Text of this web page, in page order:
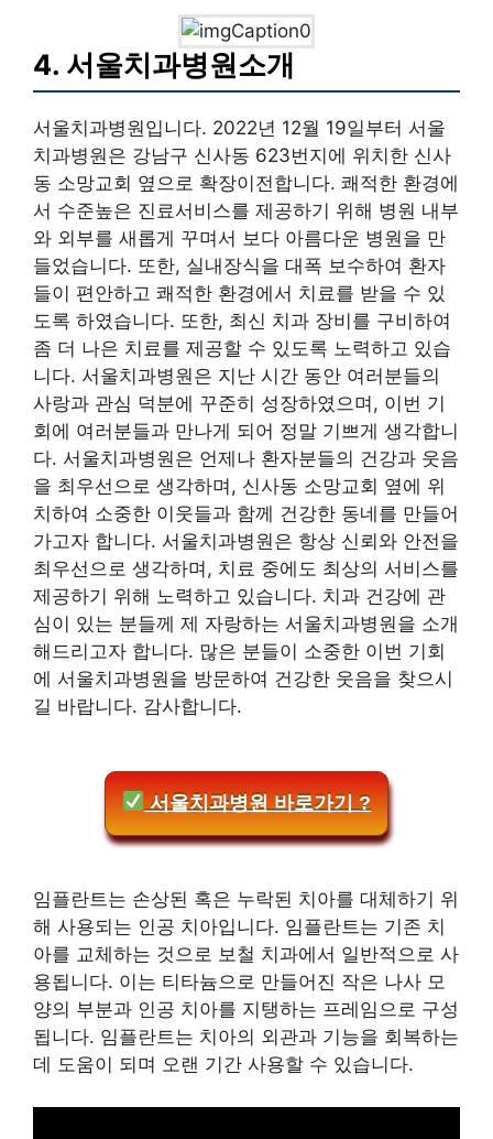
4. 서울치과병원소개
서울치과병원입니다. 2022년 12월 19일부터 서울
치과병원은 강남구 신사동 623번지에 위치한 신사
동 소망교회 옆으로 확장이전합니다. 쾌적한 환경에
서 수준높은 진료서비스를 제공하기 위해 병원 내부
와 외부를 새롭게 꾸며서 보다 아름다운 병원을 만
들었습니다. 또한, 실내장식을 대폭 보수하여 환자
들이 편안하고 쾌적한 환경에서 치료를 받을 수 있
도록 하였습니다. 또한, 최신 치과 장비를 구비하여
좀 더 나은 치료를 제공할 수 있도록 노력하고 있습
니다. 서울치과병원은 지난 시간 동안 여러분들의
사랑과 관심 덕분에 꾸준히 성장하였으며, 이번 기
회에 여러분들과 만나게 되어 정말 기쁘게 생각합니
다. 서울치과병원은 언제나 환자분들의 건강과 웃음
을 최우선으로 생각하며, 신사동 소망교회 옆에 위
치하여 소중한 이웃들과 함께 건강한 동네를 만들어
가고자 합니다. 서울치과병원은 항상 신뢰와 안전을
최우선으로 생각하며, 치료 중에도 최상의 서비스를
제공하기 위해 노력하고 있습니다. 치과 건강에 관
심이 있는 분들께 제 자랑하는 서울치과병원을 소개
해드리고자 합니다. 많은 분들이 소중한 이번 기회
에 서울치과병원을 방문하여 건강한 웃음을 찾으시
길 바랍니다. 감사합니다.
서울치과병원 바로가기 ?
임플란트는 손상된 혹은 누락된 치아를 대체하기 위
해 사용되는 인공 치아입니다. 임플란트는 기존 치
아를 교체하는 것으로 보철 치과에서 일반적으로 사
용됩니다. 이는 티타늄으로 만들어진 작은 나사 모
양의 부분과 인공 치아를 지탱하는 프레임으로 구성
됩니다. 임플란트는 치아의 외관과 기능을 회복하는
데 도움이 되며 오랜 기간 사용할 수 있습니다.